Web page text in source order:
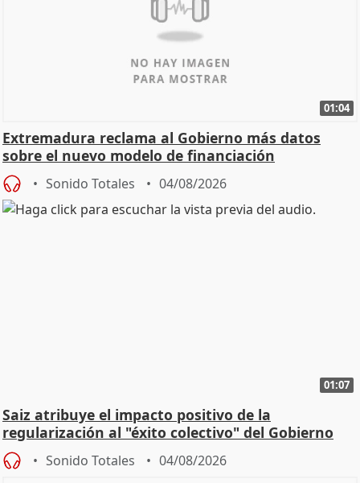
01:04
Extremadura reclama al Gobierno más datos
sobre el nuevo modelo de financiación
Sonido Totales 04/08/2026
01:07
Saiz atribuye el impacto positivo de la
regularización al "éxito colectivo" del Gobierno
Sonido Totales 04/08/2026